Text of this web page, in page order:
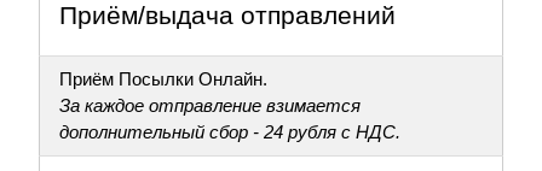
Приём/выдача отправлений
Приём Посылки Онлайн.
За каждое отправление взимается
дополнительный сбор - 24 рубля с НДС.